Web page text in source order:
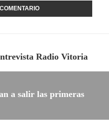
Radio Vitoria
a salir las primeras